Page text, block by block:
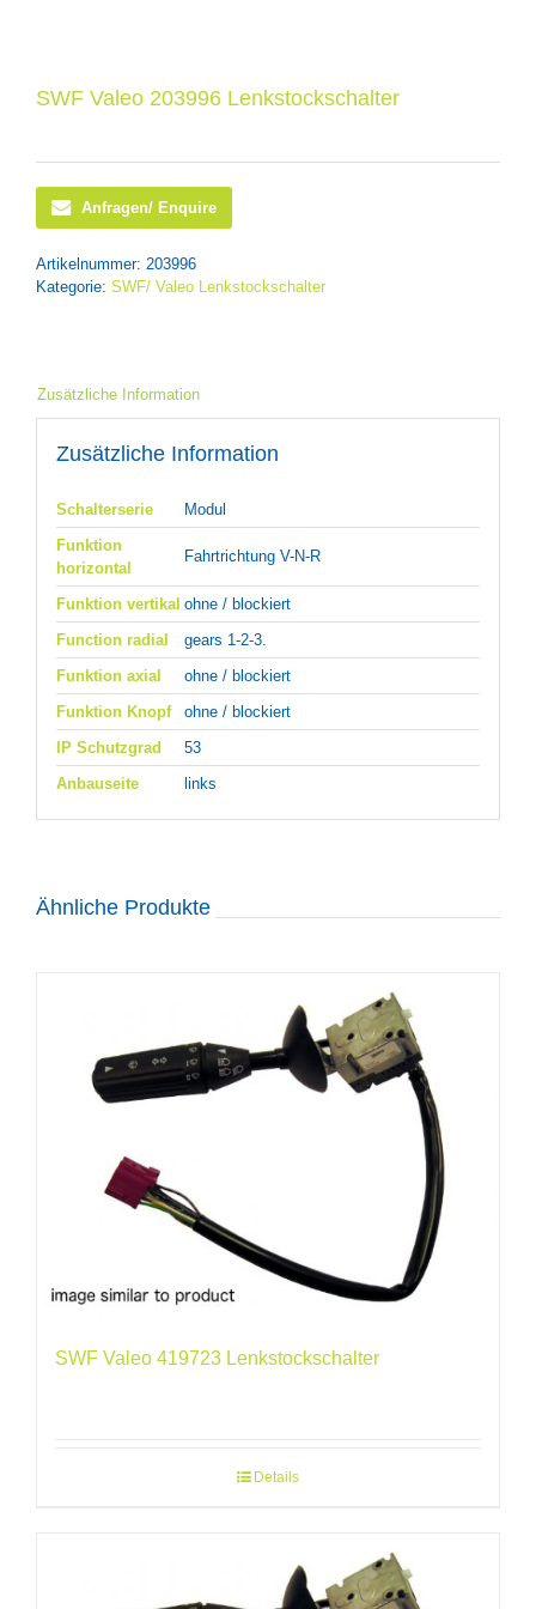
SWF Valeo 203996 Lenkstockschalter
Anfragen/ Enquire
Artikelnummer: 203996
Kategorie: SWF/ Valeo Lenkstockschalter
Zusätzliche Information
Zusätzliche Information
Schalterserie
Modul
Funktion
horizontal
Fahrtrichtung V-N-R
Funktion vertikal ohne / blockiert
Function radial
gears 1-2-3.
Funktion axial
ohne / blockiert
Funktion Knopf
ohne / blockiert
IP Schutzgrad
53
Anbauseite
links
Ähnliche Produkte
SWF Valeo 419723 Lenkstockschalter
Details